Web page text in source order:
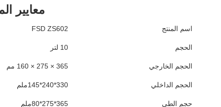
معايير
اسم المنتج FSD ZS602
الحجم 10 لتر
الحجم الخارجي 365 × 275 × 160 مم
الحجم الداخلي 330*240*145ملم
حجم الطي 365*275*80ملم